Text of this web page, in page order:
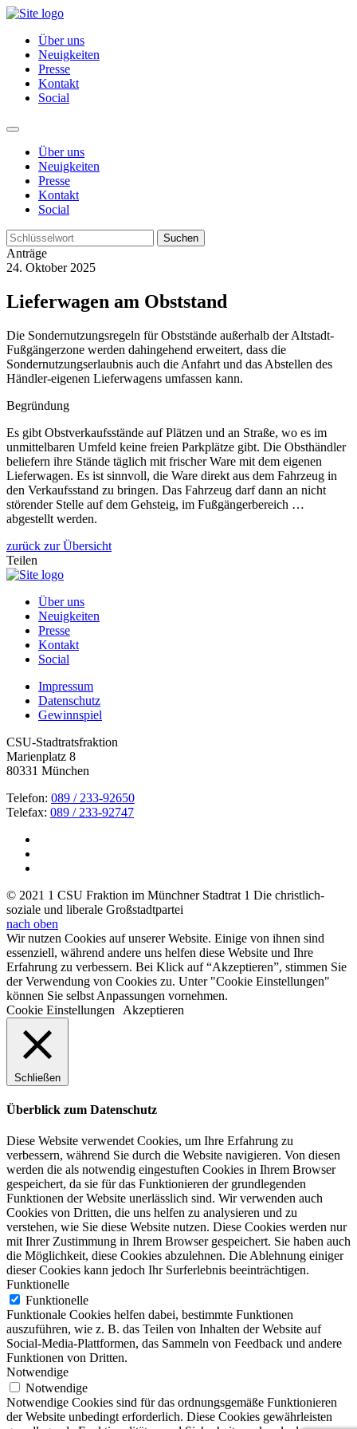
Über uns
Neuigkeiten
Presse
Kontakt
Social
Über uns
Neuigkeiten
Presse
Kontakt
Social
Suchen
Anträge
24. Oktober 2025
Lieferwagen am Obststand
Die Sondernutzungsregeln für Obststände außerhalb der Altstadt-
Fußgängerzone werden dahingehend erweitert, dass die
Sondernutzungserlaubnis auch die Anfahrt und das Abstellen des
Händler-eigenen Lieferwagens umfassen kann.
Begründung
Es gibt Obstverkaufsstände auf Plätzen und an Straße, wo es im
unmittelbaren Umfeld keine freien Parkplätze gibt. Die Obsthändler
beliefern ihre Stände täglich mit frischer Ware mit dem eigenen
Lieferwagen. Es ist sinnvoll, die Ware direkt aus dem Fahrzeug in
den Verkaufsstand zu bringen. Das Fahrzeug darf dann an nicht
störender Stelle auf dem Gehsteig, im Fußgängerbereich …
abgestellt werden.
zurück zur Übersicht
Teilen
Über uns
Neuigkeiten
Presse
Kontakt
Social
Impressum
Datenschutz
Gewinnspiel
CSU-Stadtratsfraktion
Marienplatz 8
80331 München
Telefon: 089 / 233-92650
Telefax: 089 / 233-92747
© 2021 1 CSU Fraktion im Münchner Stadtrat 1 Die christlich-
soziale und liberale Großstadtpartei
nach oben
Wir nutzen Cookies auf unserer Website. Einige von ihnen sind
essenziell, während andere uns helfen diese Website und Ihre
Erfahrung zu verbessern. Bei Klick auf “Akzeptieren”, stimmen Sie
der Verwendung von Cookies zu. Unter "Cookie Einstellungen"
können Sie selbst Anpassungen vornehmen.
Cookie Einstellungen
Akzeptieren
Schließen
Überblick zum Datenschutz
Diese Website verwendet Cookies, um Ihre Erfahrung zu
verbessern, während Sie durch die Website navigieren. Von diesen
werden die als notwendig eingestuften Cookies in Ihrem Browser
gespeichert, da sie für das Funktionieren der grundlegenden
Funktionen der Website unerlässlich sind. Wir verwenden auch
Cookies von Dritten, die uns helfen zu analysieren und zu
verstehen, wie Sie diese Website nutzen. Diese Cookies werden nur
mit Ihrer Zustimmung in Ihrem Browser gespeichert. Sie haben auch
die Möglichkeit, diese Cookies abzulehnen. Die Ablehnung einiger
dieser Cookies kann jedoch Ihr Surferlebnis beeinträchtigen.
Funktionelle
Funktionelle
Funktionale Cookies helfen dabei, bestimmte Funktionen
auszuführen, wie z. B. das Teilen von Inhalten der Website auf
Social-Media-Plattformen, das Sammeln von Feedback und andere
Funktionen von Dritten.
Notwendige
Notwendige
Notwendige Cookies sind für das ordnungsgemäße Funktionieren
der Website unbedingt erforderlich. Diese Cookies gewährleisten